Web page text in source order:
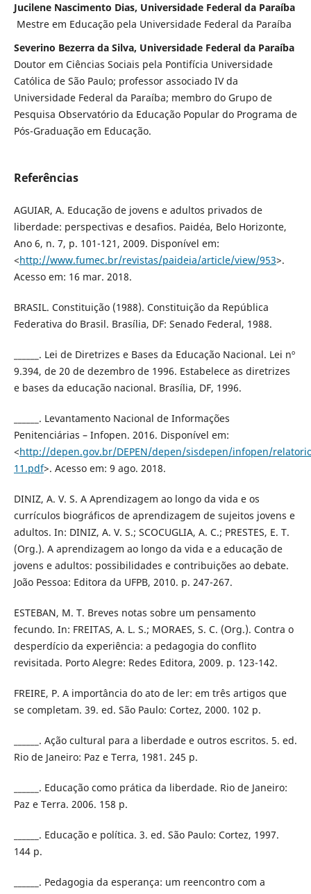
Jucilene Nascimento Dias, Universidade Federal da Paraíba
Mestre em Educação pela Universidade Federal da Paraíba
Severino Bezerra da Silva, Universidade Federal da Paraíba
Doutor em Ciências Sociais pela Pontifícia Universidade
Católica de São Paulo; professor associado IV da
Universidade Federal da Paraíba; membro do Grupo de
Pesquisa Observatório da Educação Popular do Programa de
Pós-Graduação em Educação.
Referências
AGUIAR, A. Educação de jovens e adultos privados de
liberdade: perspectivas e desafios. Paidéa, Belo Horizonte,
Ano 6, n. 7, p. 101-121, 2009. Disponível em:
<http://www.fumec.br/revistas/paideia/article/view/953>.
Acesso em: 16 mar. 2018.
BRASIL. Constituição (1988). Constituição da República
Federativa do Brasil. Brasília, DF: Senado Federal, 1988.
______. Lei de Diretrizes e Bases da Educação Nacional. Lei nº
9.394, de 20 de dezembro de 1996. Estabelece as diretrizes
e bases da educação nacional. Brasília, DF, 1996.
______. Levantamento Nacional de Informações
Penitenciárias – Infopen. 2016. Disponível em:
<http://depen.gov.br/DEPEN/depen/sisdepen/infopen/
11.pdf>. Acesso em: 9 ago. 2018.
DINIZ, A. V. S. A Aprendizagem ao longo da vida e os
currículos biográficos de aprendizagem de sujeitos jovens e
adultos. In: DINIZ, A. V. S.; SCOCUGLIA, A. C.; PRESTES, E. T.
(Org.). A aprendizagem ao longo da vida e a educação de
jovens e adultos: possibilidades e contribuições ao debate.
João Pessoa: Editora da UFPB, 2010. p. 247-267.
ESTEBAN, M. T. Breves notas sobre um pensamento
fecundo. In: FREITAS, A. L. S.; MORAES, S. C. (Org.). Contra o
desperdício da experiência: a pedagogia do conflito
revisitada. Porto Alegre: Redes Editora, 2009. p. 123-142.
FREIRE, P. A importância do ato de ler: em três artigos que
se completam. 39. ed. São Paulo: Cortez, 2000. 102 p.
______. Ação cultural para a liberdade e outros escritos. 5. ed.
Rio de Janeiro: Paz e Terra, 1981. 245 p.
______. Educação como prática da liberdade. Rio de Janeiro:
Paz e Terra. 2006. 158 p.
______. Educação e política. 3. ed. São Paulo: Cortez, 1997.
144 p.
______. Pedagogia da esperança: um reencontro com a